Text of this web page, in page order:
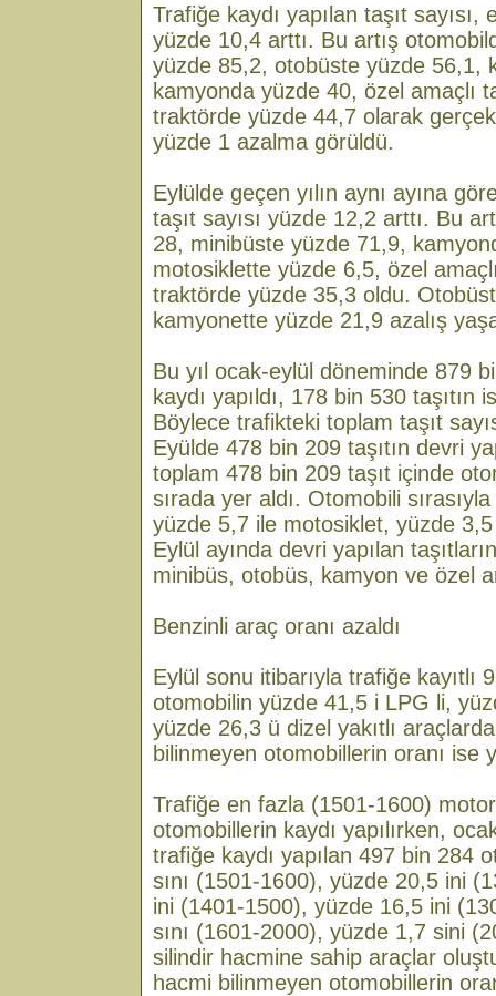
Trafiğe kaydı yapılan taşıt
yüzde 10,4 arttı. Bu artış
yüzde 85,2, otobüste yüzde 56,1,
kamyonda yüzde 40, özel amaçlı
traktörde yüzde 44,7 olarak
yüzde 1 azalma görüldü.
Eylülde geçen yılın aynı ayına
taşıt sayısı yüzde 12,2 arttı. Bu
28, minibüste yüzde 71,9,
motosiklette yüzde 6,5, özel
traktörde yüzde 35,3 oldu.
kamyonette yüzde 21,9 azalış
Bu yıl ocak-eylül döneminde 879
kaydı yapıldı, 178 bin 530 taşıtın
Böylece trafikteki toplam taşıt
Eyülde 478 bin 209 taşıtın devri
toplam 478 bin 209 taşıt içinde
sırada yer aldı. Otomobili
yüzde 5,7 ile motosiklet, yüzde
Eylül ayında devri yapılan
minibüs, otobüs, kamyon ve özel
Benzinli araç oranı azaldı
Eylül sonu itibarıyla trafiğe kayıtlı
otomobilin yüzde 41,5 i LPG li,
yüzde 26,3 ü dizel yakıtlı
bilinmeyen otomobillerin oranı ise
Trafiğe en fazla (1501-1600)
otomobillerin kaydı yapılırken,
trafiğe kaydı yapılan 497 bin 284
sını (1501-1600), yüzde 20,5 ini
ini (1401-1500), yüzde 16,5 ini
sını (1601-2000), yüzde 1,7 sini
silindir hacmine sahip araçlar
hacmi bilinmeyen otomobillerin